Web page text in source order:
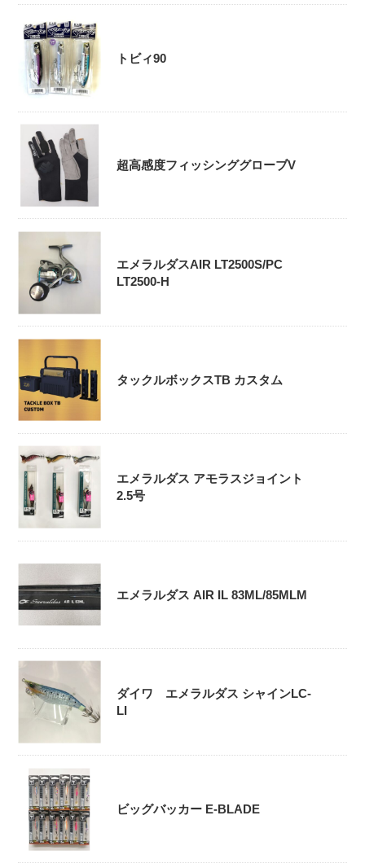
トビィ90
超高感度フィッシンググローブV
エメラルダスAIR LT2500S/PC
LT2500-H
タックルボックスTB カスタム
エメラルダス アモラスジョイント
2.5号
エメラルダス AIR IL 83ML/85MLM
ダイワ エメラルダス シャインLC-
LI
ビッグバッカー E-BLADE